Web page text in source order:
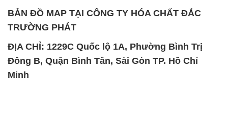
BẢN ĐỒ MAP TẠI CÔNG TY HÓA CHẤT ĐẮC
TRƯỜNG PHÁT
ĐỊA CHỈ: 1229C Quốc lộ 1A, Phường Bình Trị
Đông B, Quận Bình Tân, Sài Gòn TP. Hồ Chí
Minh